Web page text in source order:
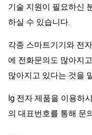
기술 지원이 필요하신
하실 수 있습니다.
각종 스마트기기와 전
에 전화문의도 많아지
많아지고 있다는 것을
lg 전자 제품을 이용하
의 대표번호를 통해 문